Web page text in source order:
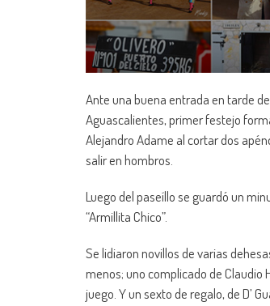
Ante una buena entrada en tarde
Aguascalientes, primer festejo
Alejandro Adame al cortar dos
salir en hombros.
Luego del paseíllo se guardó un
“Armillita Chico”.
Se lidiaron novillos de varias
menos; uno complicado de Claudio
juego. Y un sexto de regalo, de D’